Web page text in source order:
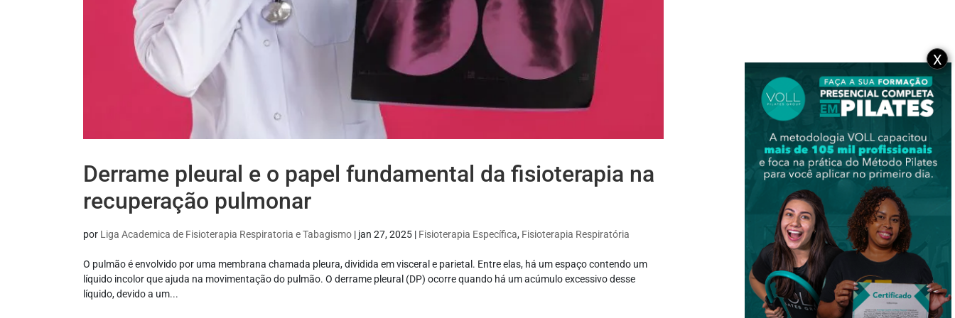
Derrame pleural e o papel fundamental da fisioterapia na
recuperação pulmonar
por Liga Academica de Fisioterapia Respiratoria e Tabagismo | jan 27, 2025 | Fisioterapia Específica, Fisioterapia Respiratória
O pulmão é envolvido por uma membrana chamada pleura, dividida em visceral e parietal. Entre elas, há um espaço contendo um
líquido incolor que ajuda na movimentação do pulmão. O derrame pleural (DP) ocorre quando há um acúmulo excessivo desse
líquido, devido a um...
X